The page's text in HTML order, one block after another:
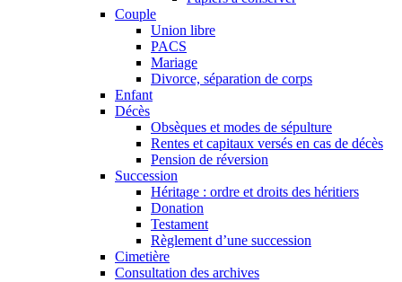
Couple
Union libre
PACS
Mariage
Divorce, séparation de corps
Enfant
Décès
Obsèques et modes de sépulture
Rentes et capitaux versés en cas de décès
Pension de réversion
Succession
Héritage : ordre et droits des héritiers
Donation
Testament
Règlement d’une succession
Cimetière
Consultation des archives